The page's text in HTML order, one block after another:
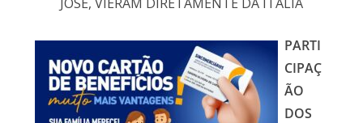
PARTI
CIPAÇ
ÃO
DOS